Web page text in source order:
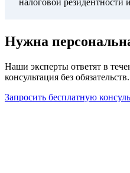
налоговой резидентности
Нужна
Наши эксперты ответят в
консультация без обязательств.
Запросить бесплатную